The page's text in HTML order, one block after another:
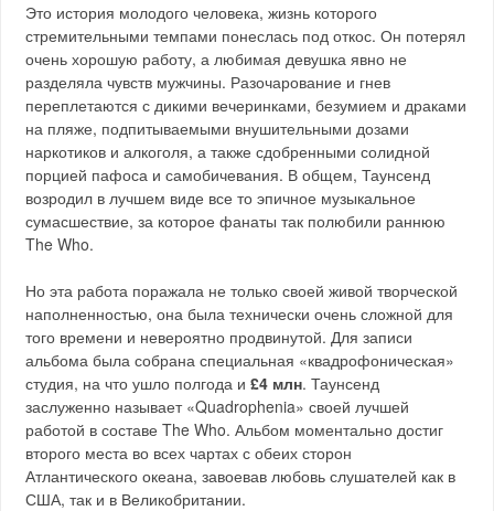
Это история молодого человека, жизнь которого
стремительными темпами понеслась под откос. Он потерял
очень хорошую работу, а любимая девушка явно не
разделяла чувств мужчины. Разочарование и гнев
переплетаются с дикими вечеринками, безумием и драками
на пляже, подпитываемыми внушительными дозами
наркотиков и алкоголя, а также сдобренными солидной
порцией пафоса и самобичевания. В общем, Таунсенд
возродил в лучшем виде все то эпичное музыкальное
сумасшествие, за которое фанаты так полюбили раннюю
The Who.
Но эта работа поражала не только своей живой творческой
наполненностью, она была технически очень сложной для
того времени и невероятно продвинутой. Для записи
альбома была собрана специальная «квадрофоническая»
студия, на что ушло полгода и£4 млн. Таунсенд
заслуженно называет «Quadrophenia» своей лучшей
работой в составе The Who. Альбом моментально достиг
второго места во всех чартах с обеих сторон
Атлантического океана, завоевав любовь слушателей как в
США, так и в Великобритании.